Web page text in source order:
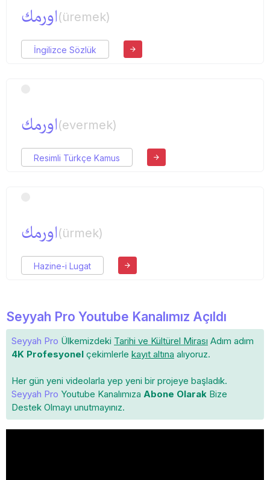
اورمك(üremek)
İngilizce Sözlük
اورمك(evermek)
Resimli Türkçe Kamus
اورمك(ürmek)
Hazine-i Lugat
Seyyah Pro Youtube Kanalımız Açıldı
Seyyah Pro Ülkemizdeki Tarihi ve Kültürel Mirası Adım adım
4K Profesyonel çekimlerle kayıt altına alıyoruz.
Her gün yeni videolarla yep yeni bir projeye başladık.
Seyyah Pro Youtube Kanalımıza Abone Olarak Bize
Destek Olmayı unutmayınız.